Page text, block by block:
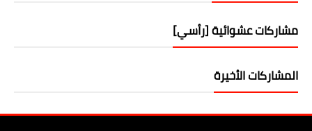
مشاركات عشوائية [رأسي]
المشاركات الأخيرة